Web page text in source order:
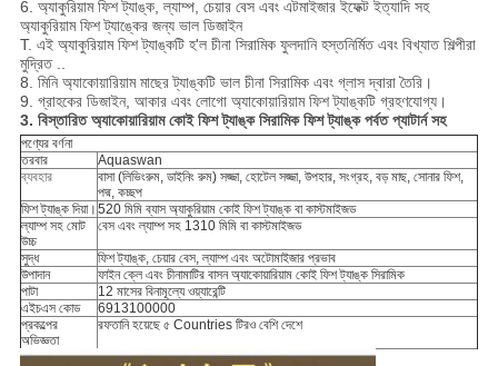
6. অ্যাকুরিয়াম ফিশ ট্যাঙ্ক, ল্যাম্প, চেয়ার বেস এবং এটমাইজার ইফেক্ট ইত্যাদি সহ
অ্যাকুরিয়াম ফিশ ট্যাঙ্কের জন্য ভাল ডিজাইন
T. এই অ্যাকুরিয়াম ফিশ ট্যাঙ্কটি হ'ল চীনা সিরামিক ফুলদানি হস্তনির্মিত এবং বিখ্যাত শিল্পীরা
মুদ্রিত ..
8. মিনি অ্যাকোয়ারিয়াম মাছের ট্যাঙ্কটি ভাল চীনা সিরামিক এবং গ্লাস দ্বারা তৈরি।
9. গ্রাহকের ডিজাইন, আকার এবং লোগো অ্যাকোয়ারিয়াম ফিশ ট্যাঙ্কটি গ্রহণযোগ্য।
3. বিস্তারিতঅ্যাকোয়ারিয়াম কোই ফিশ ট্যাঙ্ক সিরামিক ফিশ ট্যাঙ্ক পর্বত প্যাটার্ন সহ
পণ্যের বর্ণনা
তরবার
Aquaswan
ব্যবহার
বাসা (লিভিংরুম, ডাইনিং রুম) সজ্জা, হোটেল সজ্জা, উপহার, সংগ্রহ, বড় মাছ, সোনার ফিশ,
পদ্ম, কচ্ছপ
ফিশ ট্যাঙ্ক দিয়া। 520 মিমি ব্যাস অ্যাকুরিয়াম কোই ফিশ ট্যাঙ্ক বা কাস্টমাইজড
ল্যাম্প সহ মোট
উচ্চ
বেস এবং ল্যাম্প সহ 1310 মিমি বা কাস্টমাইজড
সুদ্ধ
ফিশ ট্যাঙ্ক, চেয়ার বেস, ল্যাম্প এবং অটোমাইজার প্রভাব
উপাদান
ফাইন ক্লে এবং চীনামাটির বাসন অ্যাকোয়ারিয়াম কোই ফিশ ট্যাঙ্ক সিরামিক
পাটা
12 মাসের বিনামূল্যে ওয়্যারেন্টি
এইচএস কোড
6913100000
প্রকল্পের
অভিজ্ঞতা
রফতানি হয়েছে ৫ Countries টিরও বেশি দেশে